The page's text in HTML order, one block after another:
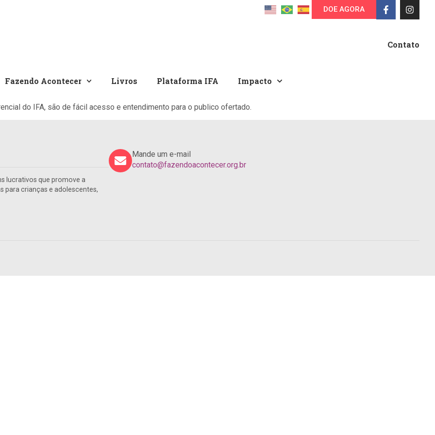
DOE AGORA
Contato
Fazendo Acontecer Livros Plataforma IFA Impacto
do IFA, são de fácil acesso e entendimento para o publico ofertado.
lucrativos que promove a
para crianças e adolescentes,
Mande um e-mail
contato@fazendoacontecer.org.br